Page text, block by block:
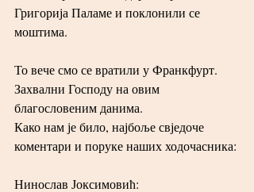
Григорија Паламе и поклонили се
моштима.
То вече смо се вратили у Франкфурт.
Захвални Господу на овим
благословеним данима.
Како нам је било, најбоље свједоче
коментари и поруке наших ходочасника:
Нинослав Јоксимовић: